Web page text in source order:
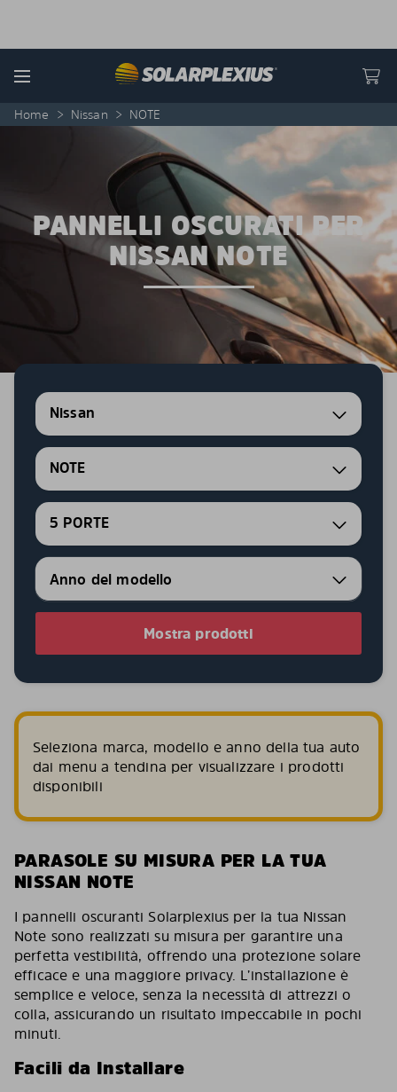
Menu
Home > Nissan > NOTE
PANNELLI OSCURATI PER
NISSAN NOTE
Nissan
NOTE
5 PORTE
Mostra prodotti
Seleziona marca, modello e anno della tua auto
dai menu a tendina per visualizzare i prodotti
disponibili
PARASOLE SU MISURA PER LA TUA
NISSAN NOTE
I pannelli oscuranti Solarplexius per la tua Nissan
Note sono realizzati su misura per garantire una
perfetta vestibilità, offrendo una protezione solare
efficace e una maggiore privacy. L’installazione è
semplice e veloce, senza la necessità di attrezzi o
colla, assicurando un risultato impeccabile in pochi
minuti.
Facili da Installare